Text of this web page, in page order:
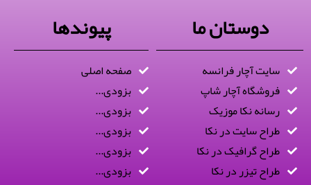
دوستان ما
سایت آچار فرانسه
فروشگاه آچار شاپ
رسانه نکا موزیک
طراح سایت در نکا
طراح گرافیک در نکا
طراح تیزر در نکا
پیوندها
صفحه اصلی
بزودی...
بزودی...
بزودی...
بزودی...
بزودی...